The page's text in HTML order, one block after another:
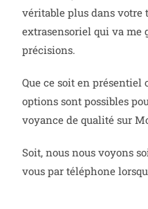
véritable plus dans votre
extrasensoriel qui va me
précisions.
Que ce soit en
options sont possibles
voyance de qualité sur
Soit, nous nous voyons
vous par téléphone